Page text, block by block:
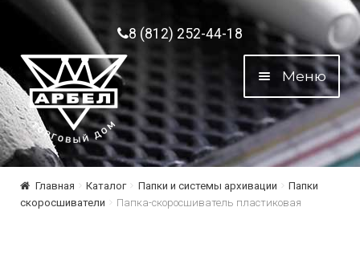
Перейти к навигации
Перейти к содержимому8 (812) 252-44-18
Меню
Главная Каталог Папки и системы архивации
Папки
скоросшиватели
Папка-скоросшиватель пластиковая